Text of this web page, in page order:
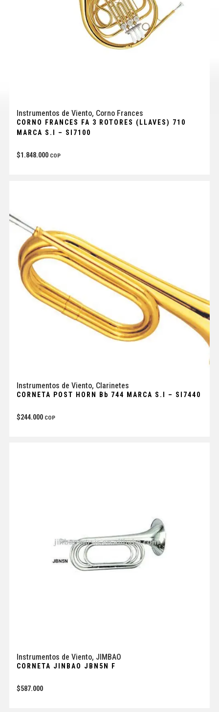
Instrumentos de Viento, Corno Frances
CORNO FRANCES FA 3 ROTORES (LLAVES) 710
MARCA S.I – SI7100
$1.848.000 COP
Instrumentos de Viento, Clarinetes
CORNETA POST HORN Bb 744 MARCA S.I – SI7440
$244.000 COP
Instrumentos de Viento, JIMBAO
CORNETA JINBAO JBN5N F
$587.000